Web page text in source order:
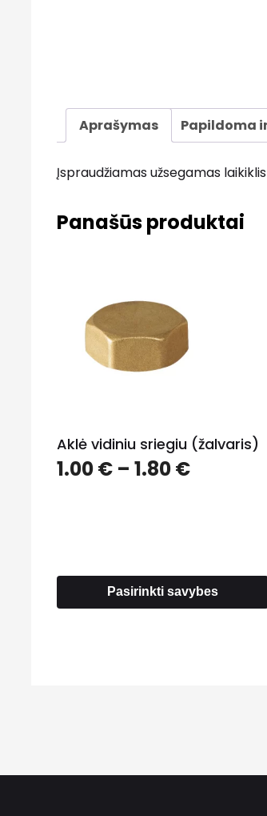
Aprašymas Papildoma
Įspraudžiamas užsegamas laikiklis
Panašūs produktai
Aklė vidiniu sriegiu (žalvaris)
1.00€ – 1.80€Price
Pasirinkti savybes